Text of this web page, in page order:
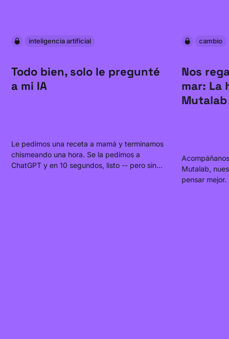
inteligencia artificial
Todo bien, solo le pregunté
a mi IA
Le pedimos una receta a mamá y terminamos
chismeando una hora. Se la pedimos a
ChatGPT y en 10 segundos, listo -- pero sin
cambio
Nos
mar: La
Mutalab
Mutalab,
pensar